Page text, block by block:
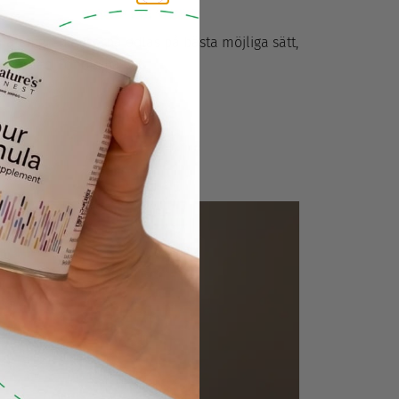
att ingredienserna odlas på bästa möjliga sätt,
För din hälsa!